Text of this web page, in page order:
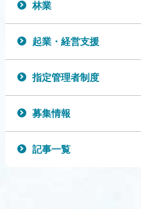
林業
起業・経営支援
指定管理者制度
募集情報
記事一覧